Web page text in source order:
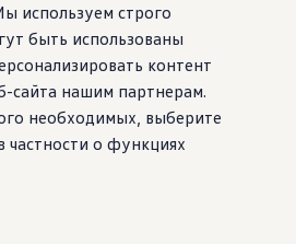
используем строго
быть использованы
контент
сайта нашим партнерам.
необходимых, выберите
частности о функциях
на